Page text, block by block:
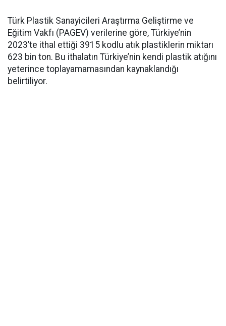
Türk Plastik Sanayicileri Araştırma Geliştirme ve
Eğitim Vakfı (PAGEV) verilerine göre, Türkiye’nin
2023’te ithal ettiği 3915 kodlu atık plastiklerin miktarı
623 bin ton. Bu ithalatın Türkiye’nin kendi plastik atığını
yeterince toplayamamasından kaynaklandığı
belirtiliyor.